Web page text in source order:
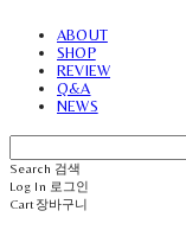
ABOUT
SHOP
REVIEW
Q&A
NEWS
Search 검색
Log In 로그인
Cart장바구니